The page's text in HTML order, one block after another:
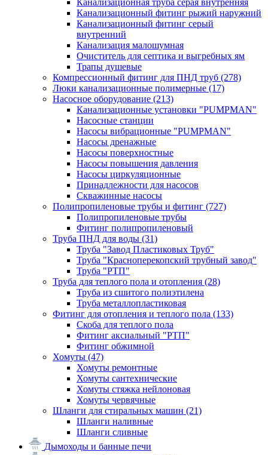
Канализационная труба серая внутренняя
Канализационный фитинг рыжий наружний
Канализационный фитинг серый
внутренний
Канализация малошумная
Очиститель для септика и выгребных ям
Трапы душевые
Компрессионный фитинг для ПНД труб (278)
Люки канализационные полимерные (17)
Насосное оборудование (213)
Канализационные установки "PUMPMAN"
Насосные станции
Насосы вибрационные "PUMPMAN"
Насосы дренажные
Насосы поверхностные
Насосы повышения давления
Насосы циркуляционные
Принадлежности для насосов
Скважинные насосы
Полипропиленовые трубы и фитинг (727)
Полипропиленовые трубы
Фитинг полипропиленовый
Труба ПНД для воды (31)
Труба "Завод Пластиковых Труб"
Труба "Красноперекопский трубный завод"
Труба "РТП"
Труба для теплого пола и отопления (28)
Труба из сшитого полиэтилена
Труба металлопластиковая
Фитинг для отопления и теплого пола (133)
Скоба для теплого пола
Фитинг аксиальный "РТП"
Фитинг обжимной
Хомуты (47)
Хомуты ремонтные
Хомуты сантехнические
Хомуты стяжка нейлоновая
Хомуты червячные
Шланги для стиральных машин (21)
Шланги наливные
Шланги сливные
Дымоходы и банные печи